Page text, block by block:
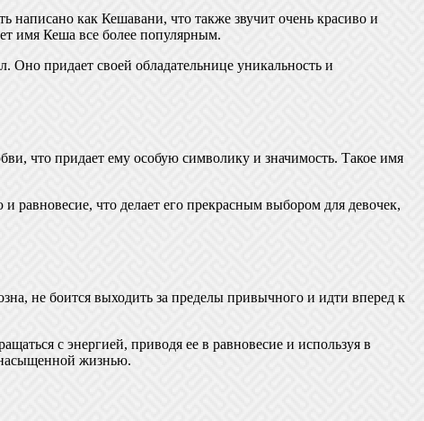
как Кешавани, что также звучит очень красиво и
имя Кеша все более популярным.
Оно придает своей обладательнице уникальность и
что придает ему особую символику и значимость. Такое имя
что делает его прекрасным выбором для девочек,
не боится выходить за пределы привычного и идти вперед к
с энергией, приводя ее в равновесие и используя в
насыщенной жизнью.